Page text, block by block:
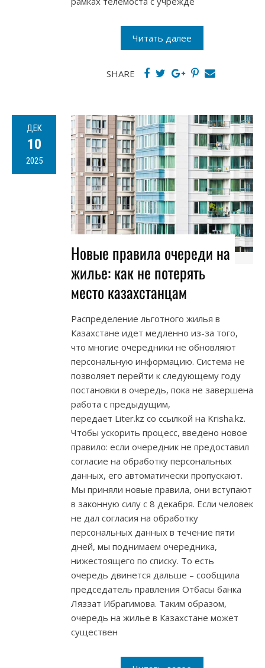
Читать далее
SHARE
ДЕК
10
2025
Новые правила очереди на
жилье: как не потерять
место казахстанцам
Распределение льготного жилья в
Казахстане идет медленно из-за того,
что многие очередники не обновляют
персональную информацию. Система не
позволяет перейти к следующему году
постановки в очередь, пока не завершена
работа с предыдущим,
передает Liter.kz со ссылкой на Krisha.kz.
Чтобы ускорить процесс, введено новое
правило: если очередник не предоставил
согласие на обработку персональных
данных, его автоматически пропускают.
Мы приняли новые правила, они вступают
в законную силу с 8 декабря. Если человек
не дал согласия на обработку
персональных данных в течение пяти
дней, мы поднимаем очередника,
нижестоящего по списку. То есть
очередь двинется дальше – сообщила
председатель правления Отбасы банка
Ляззат Ибрагимова. Таким образом,
очередь на жилье в Казахстане может
существен